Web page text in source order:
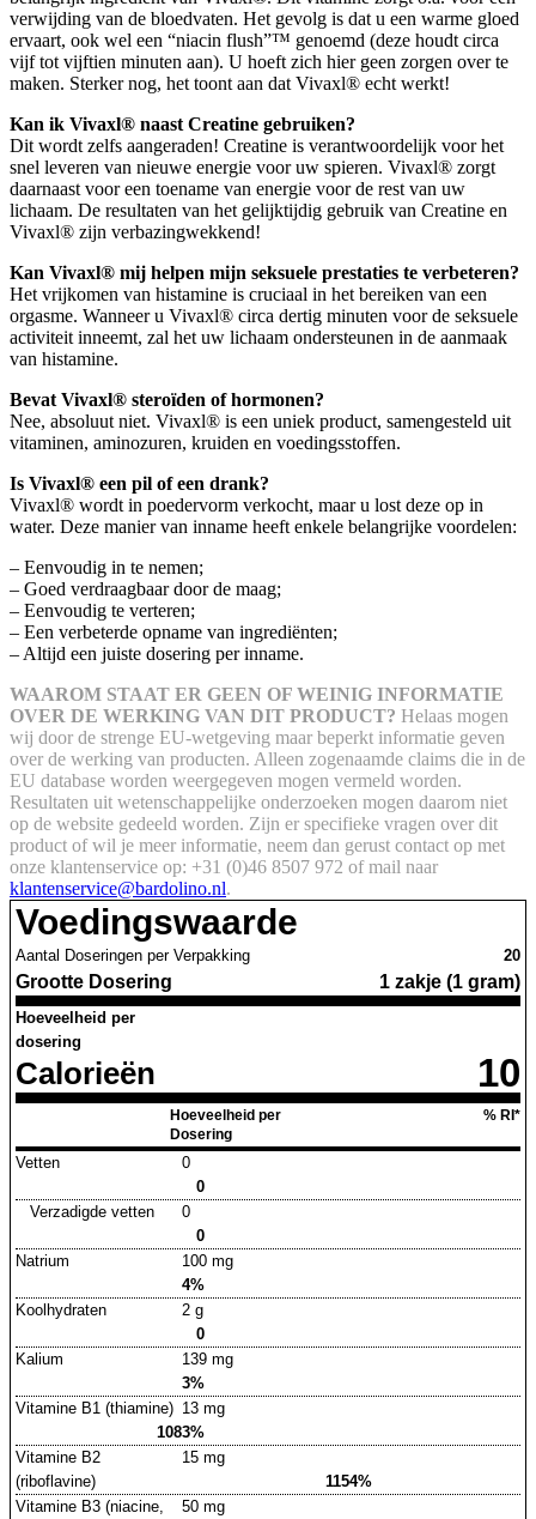
verwijding van de bloedvaten. Het gevolg is dat u een warme gloed
ervaart, ook wel een “niacin flush”™ genoemd (deze houdt circa
vijf tot vijftien minuten aan). U hoeft zich hier geen zorgen over te
maken. Sterker nog, het toont aan dat Vivaxl® echt werkt!
Kan ik Vivaxl® naast Creatine gebruiken?
Dit wordt zelfs aangeraden! Creatine is verantwoordelijk voor het
snel leveren van nieuwe energie voor uw spieren. Vivaxl® zorgt
daarnaast voor een toename van energie voor de rest van uw
lichaam. De resultaten van het gelijktijdig gebruik van Creatine en
Vivaxl® zijn verbazingwekkend!
Kan Vivaxl® mij helpen mijn seksuele prestaties te verbeteren?
Het vrijkomen van histamine is cruciaal in het bereiken van een
orgasme. Wanneer u Vivaxl® circa dertig minuten voor de seksuele
activiteit inneemt, zal het uw lichaam ondersteunen in de aanmaak
van histamine.
Bevat Vivaxl® steroïden of hormonen?
Nee, absoluut niet. Vivaxl® is een uniek product, samengesteld uit
vitaminen, aminozuren, kruiden en voedingsstoffen.
Is Vivaxl® een pil of een drank?
Vivaxl® wordt in poedervorm verkocht, maar u lost deze op in
water. Deze manier van inname heeft enkele belangrijke voordelen:
– Eenvoudig in te nemen;
– Goed verdraagbaar door de maag;
– Eenvoudig te verteren;
– Een verbeterde opname van ingrediënten;
– Altijd een juiste dosering per inname.
WAAROM STAAT ER GEEN OF WEINIG INFORMATIE
OVER DE WERKING VAN DIT PRODUCT? Helaas mogen
wij door de strenge EU-wetgeving maar beperkt informatie geven
over de werking van producten. Alleen zogenaamde claims die in de
EU database worden weergegeven mogen vermeld worden.
Resultaten uit wetenschappelijke onderzoeken mogen daarom niet
op de website gedeeld worden. Zijn er specifieke vragen over dit
product of wil je meer informatie, neem dan gerust contact op met
onze klantenservice op: +31 (0)46 8507 972 of mail naar
klantenservice@bardolino.nl.
Voedingswaarde
Aantal Doseringen per Verpakking 20
Grootte Dosering 1 zakje (1 gram)
Hoeveelheid per
dosering
Calorieën 10
Hoeveelheid per
Dosering
% RI*
Vetten
0
0
Verzadigde vetten
0
0
Natrium
100 mg
4%
Koolhydraten
2 g
0
Kalium
139 mg
3%
Vitamine B1 (thiamine) 13 mg
1083%
Vitamine B2
(riboflavine)
15 mg
1154%
Vitamine B3 (niacine,
50 mg